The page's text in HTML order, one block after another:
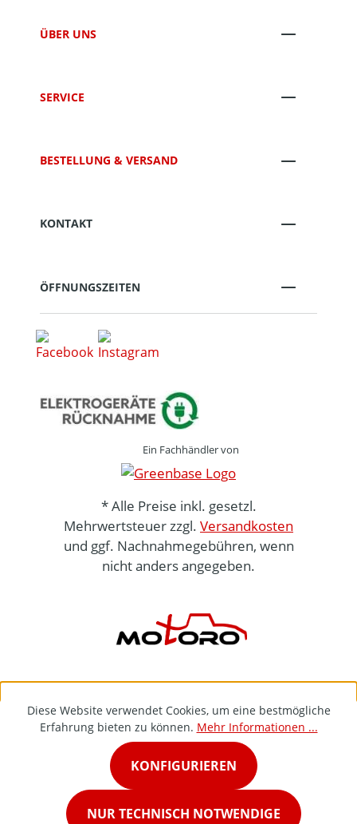
ÜBER UNS
SERVICE
BESTELLUNG & VERSAND
KONTAKT
ÖFFNUNGSZEITEN
Ein Fachhändler von
* Alle Preise inkl. gesetzl.
Mehrwertsteuer zzgl. Versandkosten
und ggf. Nachnahmegebühren, wenn
nicht anders angegeben.
Diese Website verwendet Cookies, um eine bestmögliche
Erfahrung bieten zu können. Mehr Informationen ...
NUR TECHNISCH NOTWENDIGE
KONFIGURIEREN